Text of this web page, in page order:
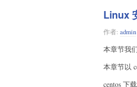
Linux
作者: admin
本章节我
本章节以
centos 下